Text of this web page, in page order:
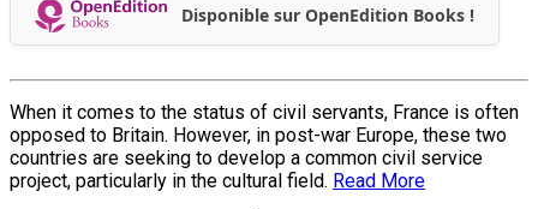
Disponible sur OpenEdition Books !
When it comes to the status of civil servants, France is often
opposed to Britain. However, in post-war Europe, these two
countries are seeking to develop a common civil service
project, particularly in the cultural field. Read More